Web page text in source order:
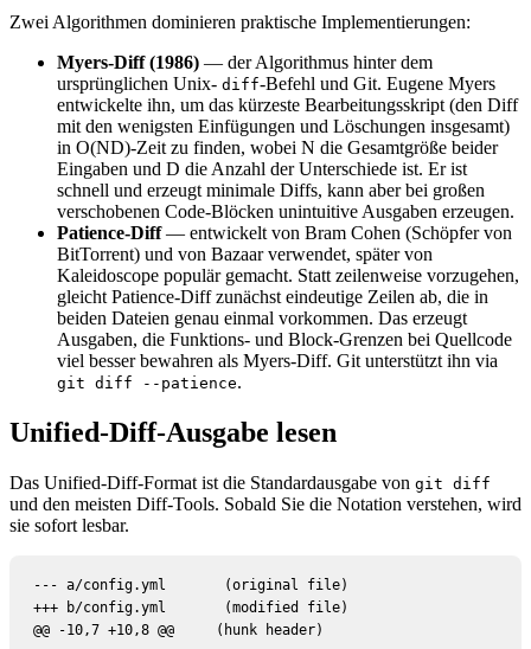
Zwei Algorithmen dominieren praktische Implementierungen:
Myers-Diff (1986) — der Algorithmus hinter dem
ursprünglichen Unix- diff-Befehl und Git. Eugene Myers
entwickelte ihn, um das kürzeste Bearbeitungsskript (den Diff
mit den wenigsten Einfügungen und Löschungen insgesamt)
in O(ND)-Zeit zu finden, wobei N die Gesamtgröße beider
Eingaben und D die Anzahl der Unterschiede ist. Er ist
schnell und erzeugt minimale Diffs, kann aber bei großen
verschobenen Code-Blöcken unintuitive Ausgaben erzeugen.
Patience-Diff— entwickelt von Bram Cohen (Schöpfer von
BitTorrent) und von Bazaar verwendet, später von
Kaleidoscope populär gemacht. Statt zeilenweise vorzugehen,
gleicht Patience-Diff zunächst eindeutige Zeilen ab, die in
beiden Dateien genau einmal vorkommen. Das erzeugt
Ausgaben, die Funktions- und Block-Grenzen bei Quellcode
viel besser bewahren als Myers-Diff. Git unterstützt ihn via
git diff --patience.
Unified-Diff-Ausgabe lesen
Das Unified-Diff-Format ist die Standardausgabe von git diff
und den meisten Diff-Tools. Sobald Sie die Notation verstehen, wird
sie sofort lesbar.
--- a/config.yml       (original file)
+++ b/config.yml       (modified file)
@@ -10,7 +10,8 @@     (hunk header)